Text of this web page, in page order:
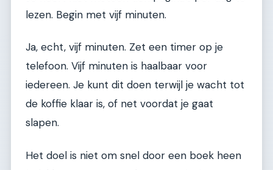
lezen. Begin met vijf minuten.
Ja, echt, vijf minuten. Zet een timer op je
telefoon. Vijf minuten is haalbaar voor
iedereen. Je kunt dit doen terwijl je wacht tot
de koffie klaar is, of net voordat je gaat
slapen.
Het doel is niet om snel door een boek heen